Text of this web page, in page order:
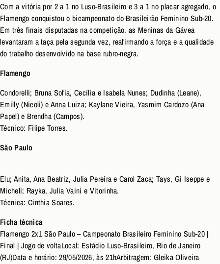
Com a vitória por 2 a 1 no Luso-Brasileiro e 3 a 1 no placar agregado, o
Flamengo conquistou o bicampeonato do Brasileirão Feminino Sub-20.
Em três finais disputadas na competição, as Meninas da Gávea
levantaram a taça pela segunda vez, reafirmando a força e a qualidade
do trabalho desenvolvido na base rubro-negra.
Flamengo
Condorelli; Bruna Sofia, Cecília e Isabela Nunes; Dudinha (Leane),
Emilly (Nicoli) e Anna Luiza; Kaylane Vieira, Yasmim Cardozo (Ana
Papel) e Brendha (Campos).
Técnico: Filipe Torres.
São Paulo
Elu; Anita, Ana Beatriz, Julia Pereira e Carol Zaca; Tays, Gi Iseppe e
Micheli; Rayka, Julia Vaini e Vitorinha.
Técnica: Cinthia Soares.
Ficha técnica
Flamengo 2x1 São Paulo – Campeonato Brasileiro Feminino Sub-20 |
Final | Jogo de voltaLocal: Estádio Luso-Brasileiro, Rio de Janeiro
(RJ)Data e horário: 29/05/2026, às 21hArbitragem: Gleika Oliveira